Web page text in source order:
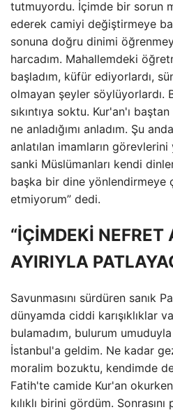
tutmuyordu. İçimde bir sorun
ederek camiyi değiştirmeye
sonuna doğru dinimi
harcadım. Mahallemdeki
başladım, küfür ediyorlardı,
olmayan şeyler söylüyorlardı.
sıkıntıya soktu. Kur'an'ı
ne anladığımı anladım. Şu
anlatılan imamların
sanki Müslümanları kendi
başka bir dine yönlendirmeye
etmiyorum” dedi.
“İÇİMDEKİ
AYIRIYLA
Savunmasını sürdüren sanık
dünyamda ciddi karışıklıklar
bulamadım, bulurum umuduyla
İstanbul'a geldim. Ne kadar
moralim bozuktu, kendimde
Fatih'te camide Kur'an
kılıklı birini gördüm.